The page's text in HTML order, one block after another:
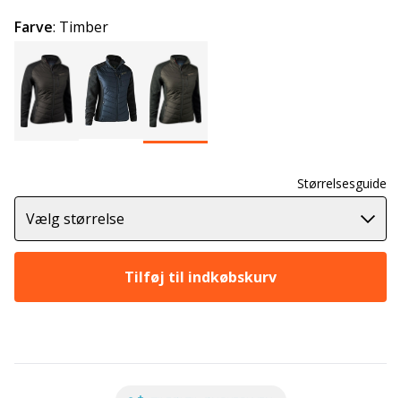
Farve: Timber
Størrelsesguide
Vælg størrelse
Tilføj til indkøbskurv